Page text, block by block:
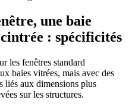
une baie
: spécificités
les fenêtres standard
baies vitrées, mais avec des
liés aux dimensions plus
sur les structures.